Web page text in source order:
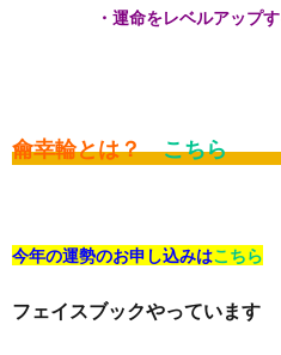
・運命をレベルアップ
龠幸輪とは？ こちら
今年の運勢のお申し込みはこちら
フェイスブックやっています